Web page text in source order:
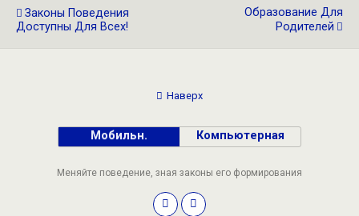
Законы Поведения
Доступны Для Всех!
Образование Для
Родителей
Наверх
Мобильн. Компьютерная
Меняйте поведение, зная законы его формирования